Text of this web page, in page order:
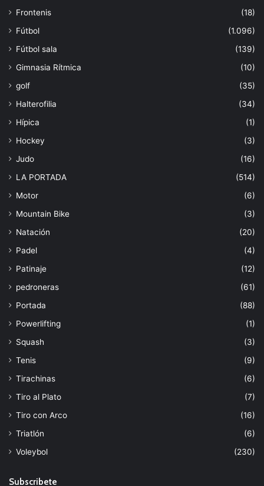
Frontenis
(18)
Fútbol
(1.096)
Fútbol sala
(139)
Gimnasia Rítmica
(10)
golf
(35)
Halterofilia
(34)
Hípica
(1)
Hockey
(3)
Judo
(16)
LA PORTADA
(514)
Motor
(6)
Mountain Bike
(3)
Natación
(20)
Padel
(4)
Patinaje
(12)
pedroneras
(61)
Portada
(88)
Powerlifting
(1)
Squash
(3)
Tenis
(9)
Tirachinas
(6)
Tiro al Plato
(7)
Tiro con Arco
(16)
Triatlón
(6)
Voleybol
(230)
Subscribete